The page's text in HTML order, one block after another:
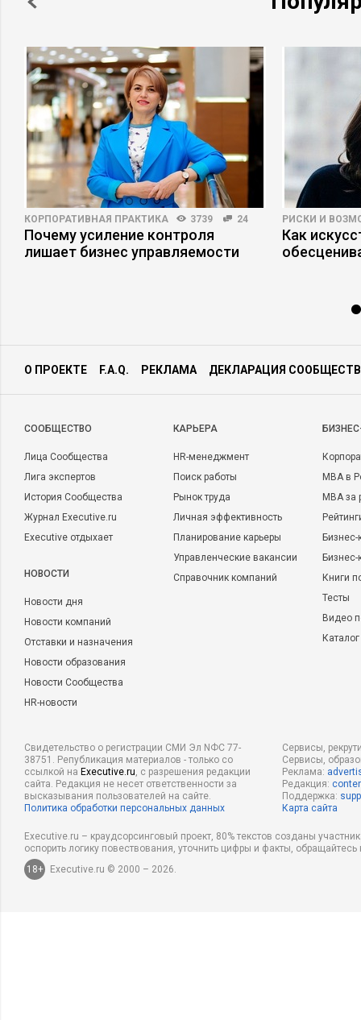
КОРПОРАТИВНАЯ ПРАКТИКА 3739 24
Почему усиление контроля
лишает бизнес управляемости
РИСКИ И
Как
О ПРОЕКТЕ F.A.Q. РЕКЛАМА ДЕКЛАРАЦИЯ
CООБЩЕСТВО
Лица Сообщества
Лига экспертов
История Сообщества
Журнал Executive.ru
Executive отдыхает
НОВОСТИ
Новости дня
Новости компаний
Отставки и назначения
Новости образования
Новости Сообщества
HR-новости
КАРЬЕРА
HR-менеджмент
Поиск работы
Рынок труда
Личная эффективность
Планирование карьеры
Управленческие вакансии
Справочник компаний
MBA в
MBA
Бизнес-
Книги
Тесты
Видео
Свидетельство о регистрации СМИ Эл NФС 77-
38751. Републикация материалов - только со
ссылкой на Executive.ru, с разрешения редакции
сайта. Редакция не несет ответственности за
высказывания пользователей на сайте.
Политика обработки персональных данных
Сервисы,
Сервисы,
Реклама:
Редакция:
Поддержка:
Карта сайта
Executive.ru – краудсорсинговый проект, 80% текстов созданы
оспорить логику повествования, уточнить цифры и факты,
18+
Executive.ru © 2000 – 2026.